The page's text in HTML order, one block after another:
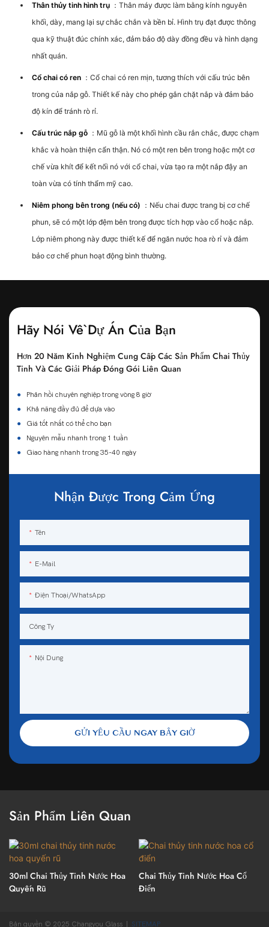
Thân thủy tinh hình trụ ：Thân máy được làm bằng kính nguyên
khối, dày, mang lại sự chắc chắn và bền bỉ. Hình trụ đạt được thông
qua kỹ thuật đúc chính xác, đảm bảo độ dày đồng đều và hình dạng
nhất quán.
Cổ chai có ren ：Cổ chai có ren mịn, tương thích với cấu trúc bên
trong của nắp gỗ. Thiết kế này cho phép gắn chặt nắp và đảm bảo
độ kín để tránh rò rỉ.
Cấu trúc nắp gỗ ：Mũ gỗ là một khối hình cầu rắn chắc, được chạm
khắc và hoàn thiện cẩn thận. Nó có một ren bên trong hoặc một cơ
chế vừa khít để kết nối nó với cổ chai, vừa tạo ra một nắp đậy an
toàn vừa có tính thẩm mỹ cao.
Niêm phong bên trong (nếu có) ：Nếu chai được trang bị cơ chế
phun, sẽ có một lớp đệm bên trong được tích hợp vào cổ hoặc nắp.
Lớp niêm phong này được thiết kế để ngăn nước hoa rò rỉ và đảm
bảo cơ chế phun hoạt động bình thường.
Hãy Nói Về Dự Án Của Bạn
Hơn 20 Năm Kinh Nghiệm Cung Cấp Các Sản Phẩm Chai Thủy
Tinh Và Các Giải Pháp Đóng Gói Liên Quan
●
Phản hồi chuyên nghiệp trong vòng 8 giờ
●
Khả năng đầy đủ để dựa vào
●
Giá tốt nhất có thể cho bạn
●
Nguyên mẫu nhanh trong 1 tuần
●
Giao hàng nhanh trong 35-40 ngày
Nhận Được Trong Cảm Ứng
Tên
E-Mail
Điện Thoại/WhatsApp
Công Ty
Nội Dung
GỬI YÊU CẦU NGAY BÂY GIỜ
Sản Phẩm Liên Quan
30ml Chai Thủy Tinh Nước Hoa
Quyến Rũ
Chai Thủy Tinh Nước Hoa Cổ
Điển
Bản quyền © 2025 Changyou Glass | SITEMAP